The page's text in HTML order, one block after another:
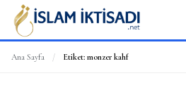
Ana Sayfa / Etiket: monzer kahf